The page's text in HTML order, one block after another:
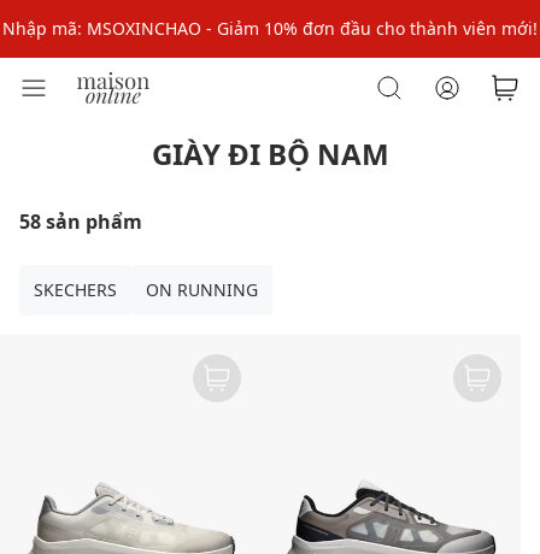
Nhập mã: MSOXINCHAO - Giảm 10% đơn đầu cho thành viên mới!
Nhập mã MSOPAY100: giảm ngay 10% khi thanh toán trực tuyến
GIÀY ĐI BỘ NAM
58 sản phẩm
SKECHERS ON RUNNING